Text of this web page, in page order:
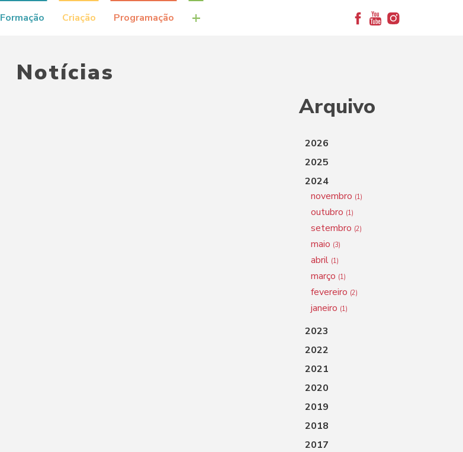
Formação Criação Programação +
Notícias
Arquivo
2026
2025
2024
novembro (1)
outubro (1)
setembro (2)
maio (3)
abril (1)
março (1)
fevereiro (2)
janeiro (1)
2023
2022
2021
2020
2019
2018
2017